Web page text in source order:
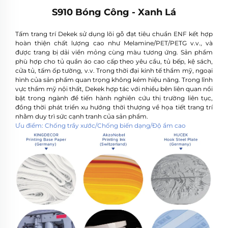
S910 Bóng Công - Xanh Lá
Tấm trang trí Dekek sử dụng lõi gỗ đạt tiêu chuẩn ENF kết hợp
hoàn thiện chất lượng cao như Melamine/PET/PETG v.v., và
được trang bị dải viền mỏng cùng màu tương ứng. Sản phẩm
phù hợp cho tủ quần áo cao cấp theo yêu cầu, tủ bếp, kệ sách,
cửa tủ, tấm ốp tường, v.v. Trong thời đại kinh tế thẩm mỹ, ngoại
hình của sản phẩm quan trọng không kém hiệu năng. Trong lĩnh
vực thẩm mỹ nội thất, Dekek hợp tác với nhiều bên liên quan nổi
bật trong ngành để tiến hành nghiên cứu thị trường liên tục,
đồng thời phát triển xu hướng thời thượng về họa tiết trang trí
nhằm duy trì sức cạnh tranh của sản phẩm.
Ưu điểm: Chống trầy xước/Chống biến dạng/Độ ẩm cao